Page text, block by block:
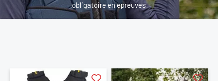
obligatoire en épreuves